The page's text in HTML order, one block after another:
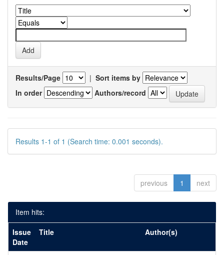
Results/Page | Sort items by
In order
Authors/record
Results 1-1 of 1 (Search time: 0.001 seconds).
previous 1 next
Item hits:
Issue
Date
Title Author(s)